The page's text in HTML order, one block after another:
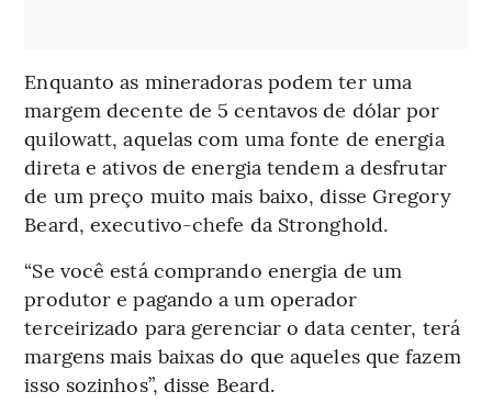
Enquanto as mineradoras podem ter uma
margem decente de 5 centavos de dólar por
quilowatt, aquelas com uma fonte de energia
direta e ativos de energia tendem a desfrutar
de um preço muito mais baixo, disse Gregory
Beard, executivo-chefe da Stronghold.
“Se você está comprando energia de um
produtor e pagando a um operador
terceirizado para gerenciar o data center, terá
margens mais baixas do que aqueles que fazem
isso sozinhos”, disse Beard.